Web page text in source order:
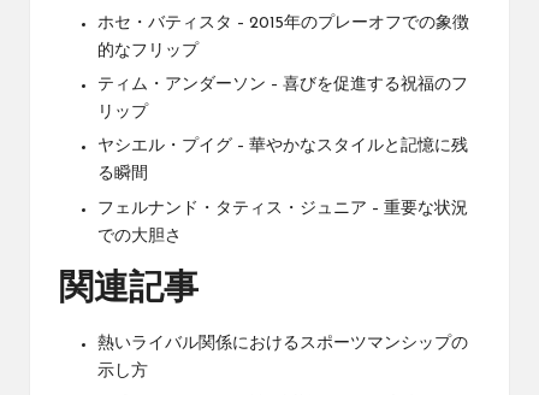
ホセ・バティスタ – 2015年のプレーオフでの象徴
的なフリップ
ティム・アンダーソン – 喜びを促進する祝福のフ
リップ
ヤシエル・プイグ – 華やかなスタイルと記憶に残
る瞬間
フェルナンド・タティス・ジュニア – 重要な状況
での大胆さ
関連記事
熱いライバル関係におけるスポーツマンシップの
示し方